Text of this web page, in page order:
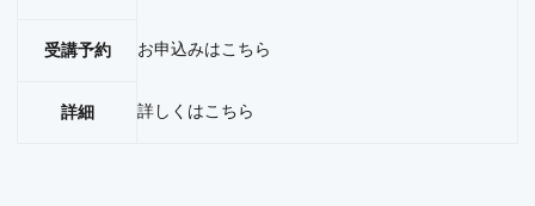
受講予約 お申込みはこちら
詳細 詳しくはこちら